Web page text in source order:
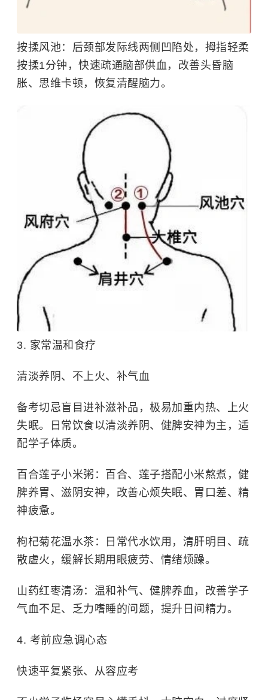
按揉风池： 后颈部发际线两侧凹陷处，拇指轻柔
按揉1分钟，快速疏通脑部供血，改善头昏脑
胀、思维卡顿，恢复清醒脑力。
3. 家常温和食疗
清淡养阴、不上火、补气血
备考切忌盲目进补滋补品，极易加重内热、上火
失眠。日常饮食以清淡养阴、健脾安神为主，适
配学子体质。
百合莲子小米粥：
百合、莲子搭配小米熬煮，健
脾养胃、滋阴安神，改善心烦失眠、胃口差、精
神疲惫。
枸杞菊花温水茶：
日常代水饮用，清肝明目、疏
散虚火，缓解长期用眼疲劳、情绪烦躁。
山药红枣清汤： 温和补气、健脾养血，改善学子
气血不足、乏力嗜睡的问题，提升日间精力。
4. 考前应急调心态
快速平复紧张、从容应考